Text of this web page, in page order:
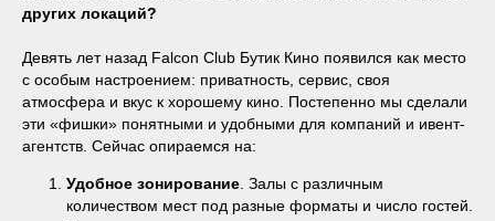
других локаций?
Девять лет назад Falcon Club Бутик Кино появился как место
с особым настроением: приватность, сервис, своя
атмосфера и вкус к хорошему кино. Постепенно мы сделали
эти «фишки» понятными и удобными для компаний и ивент-
агентств. Сейчас опираемся на:
Удобное зонирование . Залы с различным
количеством мест под разные форматы и число гостей.